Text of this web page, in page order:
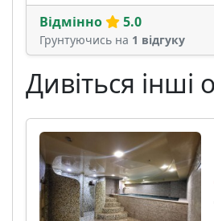
Відмінно 5.0
Грунтуючись на 1 відгуку
Дивіться інші